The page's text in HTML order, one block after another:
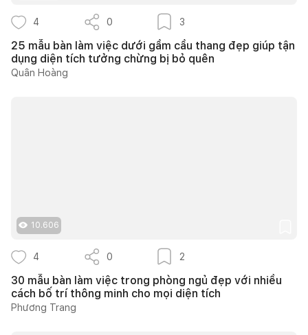
4 0 3
25 mẫu bàn làm việc dưới gầm cầu thang đẹp giúp tận
dụng diện tích tưởng chừng bị bỏ quên
Quân Hoàng
10.606
4 0 2
30 mẫu bàn làm việc trong phòng ngủ đẹp với nhiều
cách bố trí thông minh cho mọi diện tích
Phương Trang